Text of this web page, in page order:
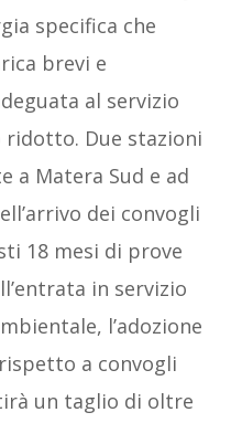
specifica che
brevi e
al servizio
ridotto. Due stazioni
a Matera Sud e ad
dei convogli
18 mesi di prove
in servizio
l’adozione
a convogli
un taglio di oltre